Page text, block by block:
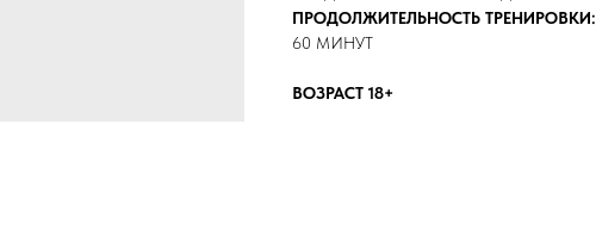
ПРОДОЛЖИТЕЛЬНОСТЬ ТРЕНИРОВКИ:
60 МИНУТ
ВОЗРАСТ 18+